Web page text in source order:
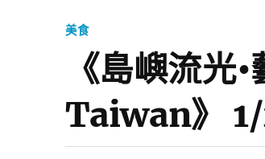
美食
《島嶼流
Taiwan》